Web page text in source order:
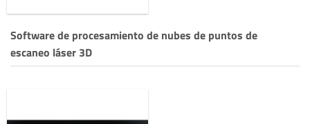
Software de procesamiento de nubes de puntos de
escaneo láser 3D